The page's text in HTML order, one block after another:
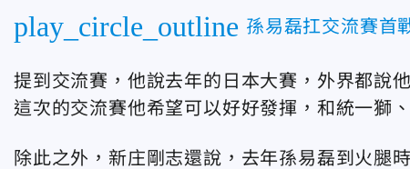
play_circle_outline 孫易磊扛交流賽首
提到交流賽，他說去年的日本大賽，外界都說
這次的交流賽他希望可以好好發揮，和統一獅
除此之外，新庄剛志還說，去年孫易磊到火腿